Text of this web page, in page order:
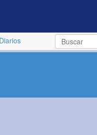
Diarios